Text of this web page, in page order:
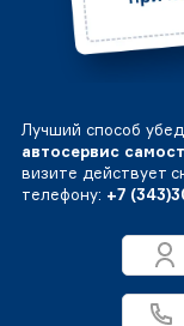
Лучший способ
автосервис
визите действует
телефону: +7